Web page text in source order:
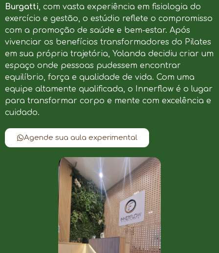
Burgatti, com vasta experiência em fisiologia do
exercício e gestão, o estúdio reflete o compromisso
com a promoção de saúde e bem-estar. Após
vivenciar os benefícios transformadores do Pilates
em sua própria trajetória, Yolanda decidiu criar um
espaço onde pessoas pudessem encontrar
equilíbrio, força e qualidade de vida. Com uma
equipe altamente qualificada, o Innerflow é o lugar
para transformar corpo e mente com excelência e
cuidado.
Agende sua aula experimental